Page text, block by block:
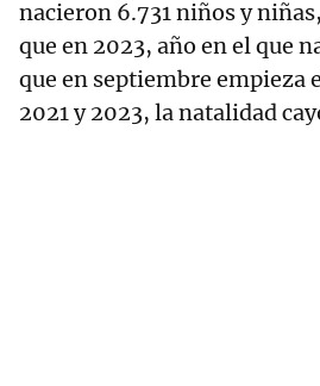
nacieron 6.731 niños y
que en 2023, año en el que
que en septiembre empieza
2021 y 2023, la natalidad